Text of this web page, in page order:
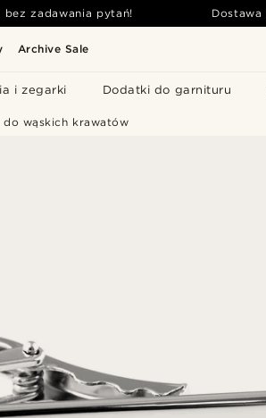
Archive Sale
i zegarki Dodatki do garnituru
zadawania pytań! Dostawa
do wąskich krawatów